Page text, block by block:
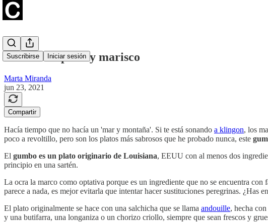
Suscribirse Iniciar sesión
Gumbo de pollo y marisco
Marta Miranda
jun 23, 2021
Compartir
Hacía tiempo que no hacía un 'mar y montaña'. Si te está sonando a klingon, los
poco a revoltillo, pero son los platos más sabrosos que he probado nunca, este
El gumbo es un plato originario de Louisiana, EEUU con al menos dos
principio en una sartén.
La ocra la marco como optativa porque es un ingrediente que no se encuentra
parece a nada, es mejor evitarla que intentar hacer sustituciones peregrinas. ¿Has
El plato originalmente se hace con una salchicha que se llama andouille, hecha
y una butifarra, una longaniza o un chorizo criollo, siempre que sean frescos y